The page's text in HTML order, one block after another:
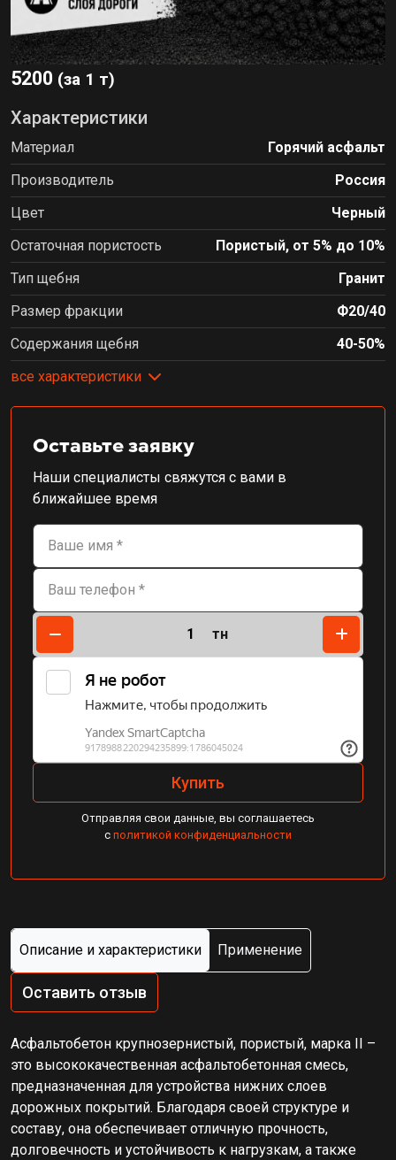
5200 (за 1 т)
Характеристики
Материал
Горячий асфальт
Производитель
Россия
Цвет
Черный
Остаточная пористость
Пористый, от 5% до 10%
Тип щебня
Гранит
Размер фракции
Ф20/40
Содержания щебня
40-50%
все характеристики
Оставьте заявку
Наши специалисты свяжутся с вами в
ближайшее время
тн
Купить
Отправляя свои данные, вы соглашаетесь
с политикой конфиденциальности
Описание и характеристики Применение
Оставить отзыв
Асфальтобетон крупнозернистый, пористый, марка II –
это высококачественная асфальтобетонная смесь,
предназначенная для устройства нижних слоев
дорожных покрытий. Благодаря своей структуре и
составу, она обеспечивает отличную прочность,
долговечность и устойчивость к нагрузкам, а также